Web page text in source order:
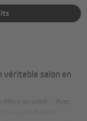
salon en
au soleil… Avec